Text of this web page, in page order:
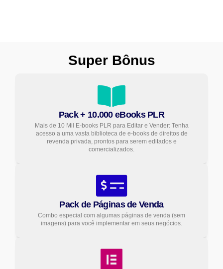
Super Bônus
Pack + 10.000 eBooks PLR
Mais de 10 Mil E-books PLR para Editar e Vender: Tenha
acesso a uma vasta biblioteca de e-books de direitos de
revenda privada, prontos para serem editados e
comercializados.
Pack de Páginas de Venda
Combo especial com algumas páginas de venda (sem
imagens) para você implementar em seus negócios.